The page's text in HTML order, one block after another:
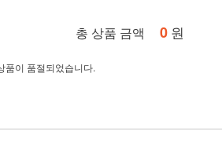
총 상품 금액 0 원
품이 품절되었습니다.